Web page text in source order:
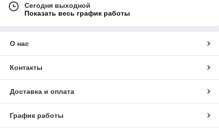
Сегодня выходной
Показать весь график работы
О нас
Контакты
Доставка и оплата
График работы